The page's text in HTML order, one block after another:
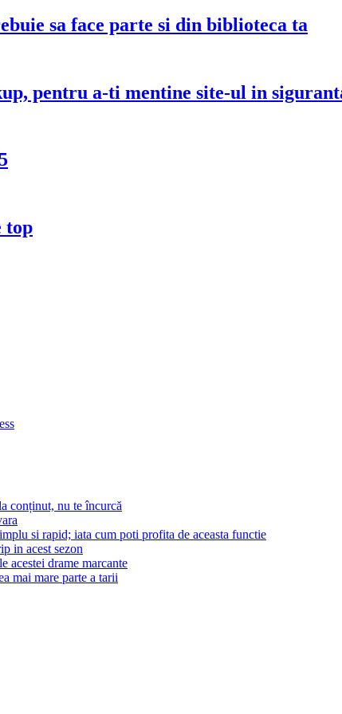
sa face parte si din biblioteca ta
pentru a-ti mentine site-ul in
top
conținut, nu te încurcă
si rapid; iata cum poti profita de aceasta functie
in acest sezon
acestei drame marcante
mai mare parte a tarii